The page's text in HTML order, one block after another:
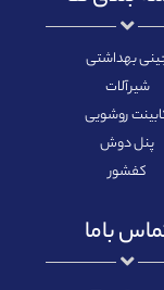
بهداشتی
شیرآلات
روشویی
پنل دوش
کفشور
باما